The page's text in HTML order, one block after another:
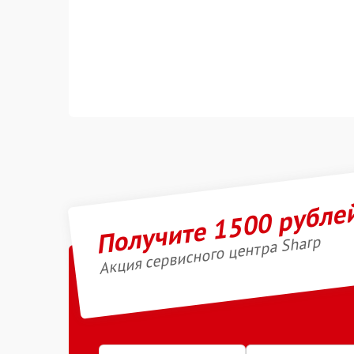
Получите 1500
Акция сервисного центра Sharp